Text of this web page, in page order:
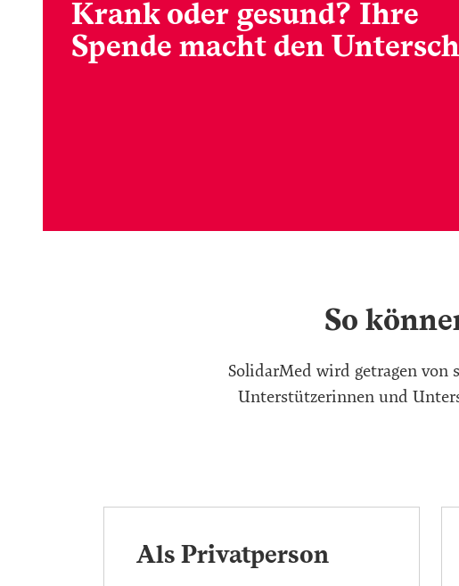
Krank oder gesund? Ihre
Spende macht den
So
SolidarMed wird getragen von
Unterstützerinnen und
Als Privatperson